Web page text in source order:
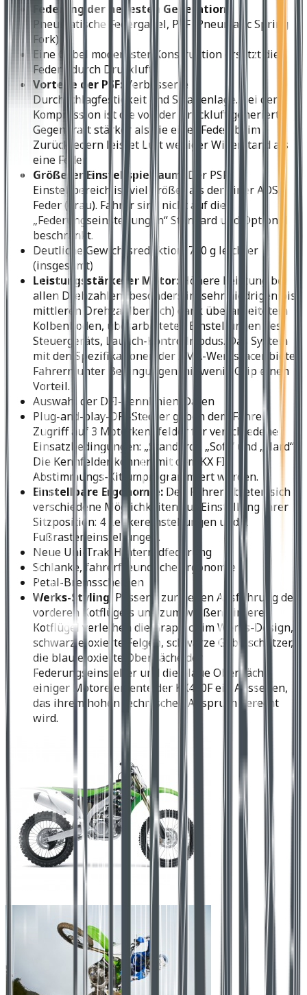
Federung der neuesten Generation:
Pneumatische Federgabel, PSF (Pneumatic Spring
Fork)
Eine Gabel modernster Konstruktion ersetzt die
Federn durch Druckluft.
Vorteile der PSF:Verbesserte
Durchschlagfestigkeit und Straßenlage. Bei der
Kompression ist die von der Druckluft generierte
Gegenkraft stärker als die einer Feder; beim
Zurückfedern leistet Luft weniger Widerstand als
eine Feder.
Größerer Einstellspielraum:
Der PSF-
Einstellbereich ist viel größer als der einer AOS-
Feder (grau). Fahrer sind nicht auf die
„Federungseinstellungen“ Standard und Optional
beschränkt.
Deutliche Gewichtsreduktion: 750 g leichter
(insgesamt)
Leistungsstärkerer Motor: Höhere Leistung bei
allen Drehzahlen (besonders im sehr niedrigen bis
mittleren Drehzahlbereich) dank überarbeitetem
Kolbenboden, überarbeiteten Einstellungen des
Steuergeräts, Launch-Kontrollmodus. Das System
mit den Spezifikationen der AMA-Werksracer bietet
Fahrern unter Bedingungen mit wenig Grip einen
Vorteil.
Auswahl der DFI-Kennlinien-Daten
Plug-and-play-DFI-Stecker geben dem Fahrer
Zugriff auf 3 Motorkennfelder für verschiedene
Einsatzbedingungen: „Standard“, „Soft“ und „Hard“.
Die Kennfelder können mit dem KX FI-
Abstimmungs-Kit umprogrammiert werden.
Einstellbare Ergonomie: Den Fahrern bieten sich
verschiedene Möglichkeiten zur Einstellung ihrer
Sitzposition: 4 Lenkereinstellungen und 2
Fußrasteneinstellungen.
Neue Uni-Trak-Hinterradfederung
Schlanke, fahrerfreundliche Ergonomie
Petal-Bremsscheiben
Werks-Styling: Passend zur neuen Ausführung des
vorderen Kotflügels und zum weißen hinteren
Kotflügel verleihen die Graphics im Werks-Design,
schwarz eloxierte Felgen, schwarze Gabelschützer,
die blau eloxierte Oberfläche der
Federungseinsteller und die blaue Oberfläche
einiger Motorelemente der KX450F ein Aussehen,
das ihrem hohen technischen Anspruch gerecht
wird.